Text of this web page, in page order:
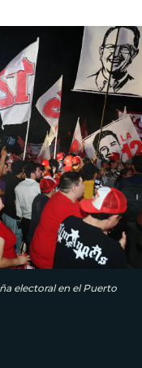
electoral en el Puerto